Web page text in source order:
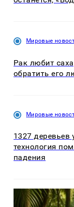
Мировые
Рак любит
обратить его
Мировые
1327 деревьев
технология
падения